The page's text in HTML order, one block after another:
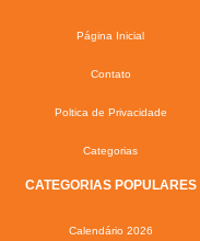
Página Inicial
Contato
Poltica de Privacidade
Categorias
CATEGORIAS POPULARES
Calendário 2026